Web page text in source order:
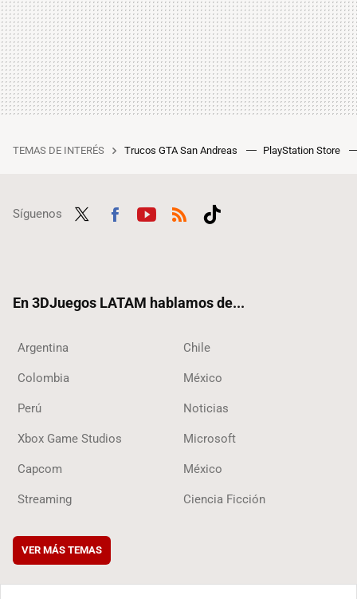
TEMAS DE INTERÉS Trucos GTA San Andreas PlayStation Store
Síguenos
En 3DJuegos LATAM hablamos de...
Argentina Chile
Colombia México
Perú Noticias
Xbox Game Studios Microsoft
Capcom México
Streaming Ciencia Ficción
VER MÁS TEMAS